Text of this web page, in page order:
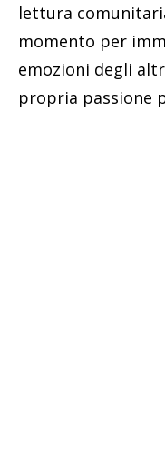
lettura
momento per
emozioni degli
propria passione